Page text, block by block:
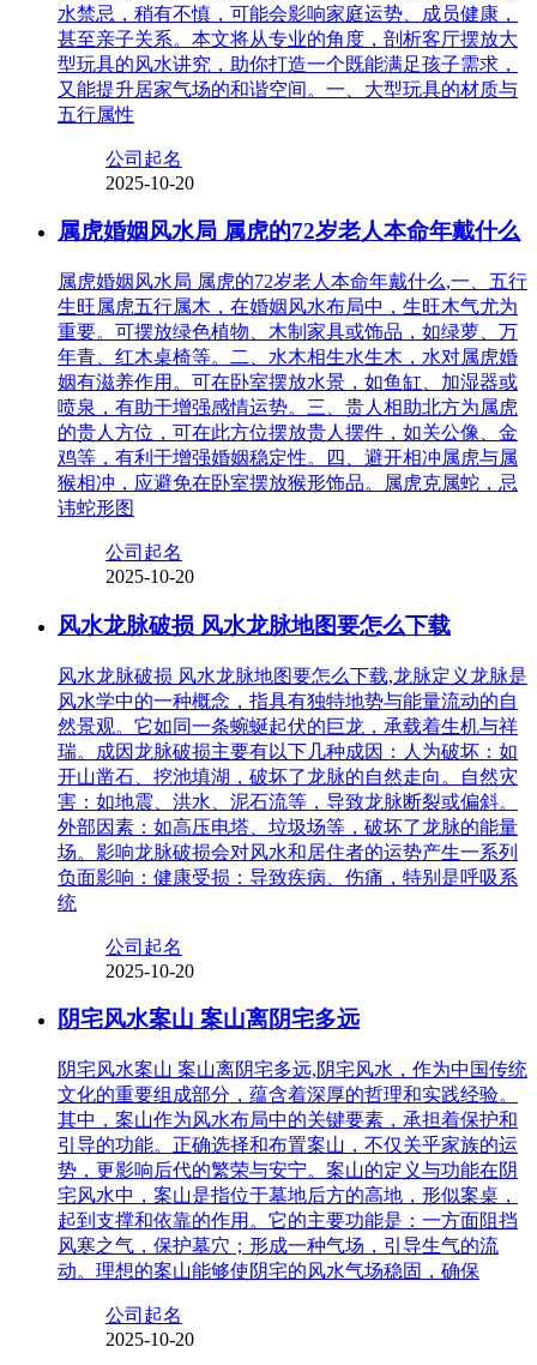
水禁忌，稍有不慎，可能会影响家庭运势、成员健康，
甚至亲子关系。本文将从专业的角度，剖析客厅摆放大
型玩具的风水讲究，助你打造一个既能满足孩子需求，
又能提升居家气场的和谐空间。一、大型玩具的材质与
五行属性
公司起名
2025-10-20
属虎婚姻风水局 属虎的72岁老人本命年戴什么
属虎婚姻风水局 属虎的72岁老人本命年戴什么,一、五行
生旺属虎五行属木，在婚姻风水布局中，生旺木气尤为
重要。可摆放绿色植物、木制家具或饰品，如绿萝、万
年青、红木桌椅等。二、水木相生水生木，水对属虎婚
姻有滋养作用。可在卧室摆放水景，如鱼缸、加湿器或
喷泉，有助于增强感情运势。三、贵人相助北方为属虎
的贵人方位，可在此方位摆放贵人摆件，如关公像、金
鸡等，有利于增强婚姻稳定性。四、避开相冲属虎与属
猴相冲，应避免在卧室摆放猴形饰品。属虎克属蛇，忌
讳蛇形图
公司起名
2025-10-20
风水龙脉破损 风水龙脉地图要怎么下载
风水龙脉破损 风水龙脉地图要怎么下载,龙脉定义龙脉是
风水学中的一种概念，指具有独特地势与能量流动的自
然景观。它如同一条蜿蜒起伏的巨龙，承载着生机与祥
瑞。成因龙脉破损主要有以下几种成因：人为破坏：如
开山凿石、挖池填湖，破坏了龙脉的自然走向。自然灾
害：如地震、洪水、泥石流等，导致龙脉断裂或偏斜。
外部因素：如高压电塔、垃圾场等，破坏了龙脉的能量
场。影响龙脉破损会对风水和居住者的运势产生一系列
负面影响：健康受损：导致疾病、伤痛，特别是呼吸系
统
公司起名
2025-10-20
阴宅风水案山 案山离阴宅多远
阴宅风水案山 案山离阴宅多远,阴宅风水，作为中国传统
文化的重要组成部分，蕴含着深厚的哲理和实践经验。
其中，案山作为风水布局中的关键要素，承担着保护和
引导的功能。正确选择和布置案山，不仅关乎家族的运
势，更影响后代的繁荣与安宁。案山的定义与功能在阴
宅风水中，案山是指位于墓地后方的高地，形似案桌，
起到支撑和依靠的作用。它的主要功能是：一方面阻挡
风寒之气，保护墓穴；形成一种气场，引导生气的流
动。理想的案山能够使阴宅的风水气场稳固，确保
公司起名
2025-10-20